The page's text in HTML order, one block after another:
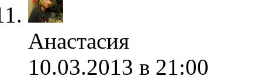
Анастасия
10.03.2013 в 21:00